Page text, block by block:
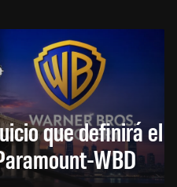
que definirá el
WBD